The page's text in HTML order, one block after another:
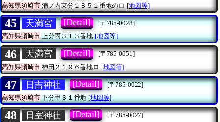
高知県須崎市浦ノ内東分１８５１番地のロ [地図等]
45 天満宮 [Detail]
[〒785-0028]
高知県須崎市上分丙３１３番地 [地図等]
46 天満宮 [Detail]
[〒785-0051]
高知県須崎市 神田２１９６番地ロ [地図等]
47 日吉神社 [Detail]
[〒785-0022]
高知県須崎市下分甲３１番地 [地図等]
48 日室神社 [Detail] [〒785-0027]